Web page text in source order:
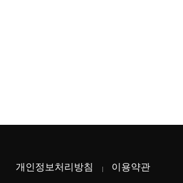
개인정보처리방침 이용약관